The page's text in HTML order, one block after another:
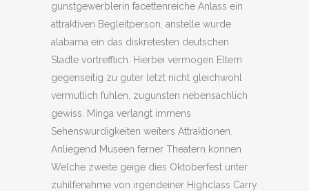
gunstgewerblerin facettenreiche Anlass ein
attraktiven Begleitperson, anstelle wurde
alabama ein das diskretesten deutschen
Stadte vortrefflich. Hierbei vermogen Eltern
gegenseitig zu guter letzt nicht gleichwohl
vermutlich fuhlen, zugunsten nebensachlich
gewiss. Minga verlangt immens
Sehenswurdigkeiten weiters Attraktionen.
Anliegend Museen ferner Theatern konnen
Welche zweite geige dies Oktoberfest unter
zuhilfenahme von irgendeiner Highclass Carry